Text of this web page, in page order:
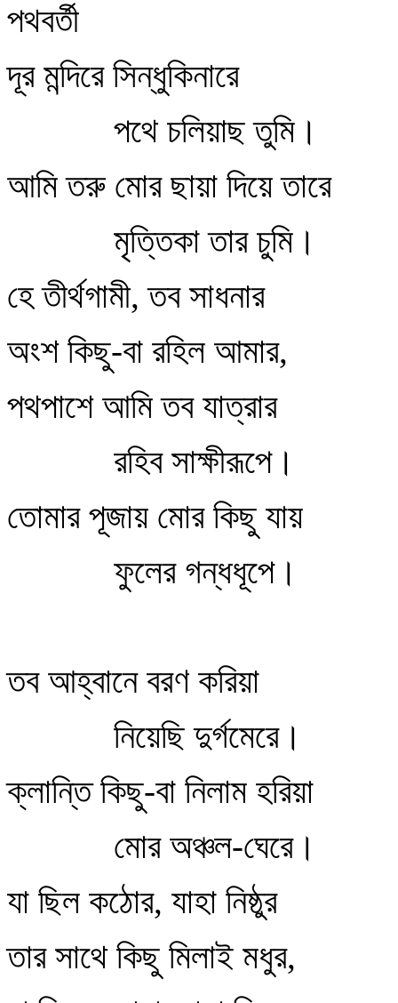
পথবর্তী
দূর মন্দিরে সিন্ধুকিনারে
পথে চলিয়াছ তুমি।
আমি তরু মোর ছায়া দিয়ে তারে
মৃত্তিকা তার চুমি।
হে তীর্থগামী, তব সাধনার
অংশ কিছু-বা রহিল আমার,
পথপাশে আমি তব যাত্রার
রহিব সাক্ষীরূপে।
তোমার পূজায় মোর কিছু যায়
ফুলের গন্ধধূপে।
তব আহ্বানে বরণ করিয়া
নিয়েছি দুর্গমেরে।
ক্লান্তি কিছু-বা নিলাম হরিয়া
মোর অঞ্চল-ঘেরে।
যা ছিল কঠোর, যাহা নিষ্ঠুর
তার সাথে কিছু মিলাই মধুর,